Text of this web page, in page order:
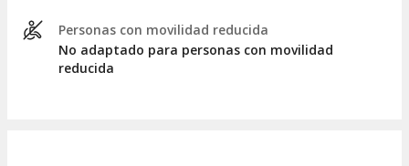
Personas con movilidad reducida
No adaptado para personas con movilidad
reducida